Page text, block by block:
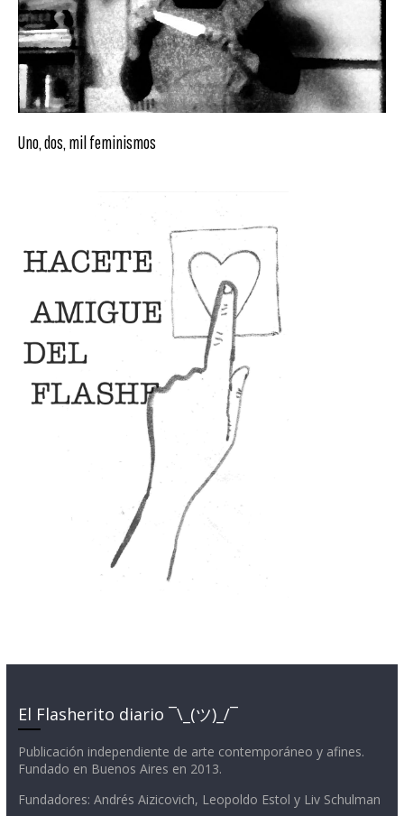
Uno, dos, mil feminismos
El Flasherito diario ¯\_(ツ)_/¯
Publicación independiente de arte contemporáneo y afines.
Fundado en Buenos Aires en 2013.
Fundadores: Andrés Aizicovich, Leopoldo Estol y Liv Schulman